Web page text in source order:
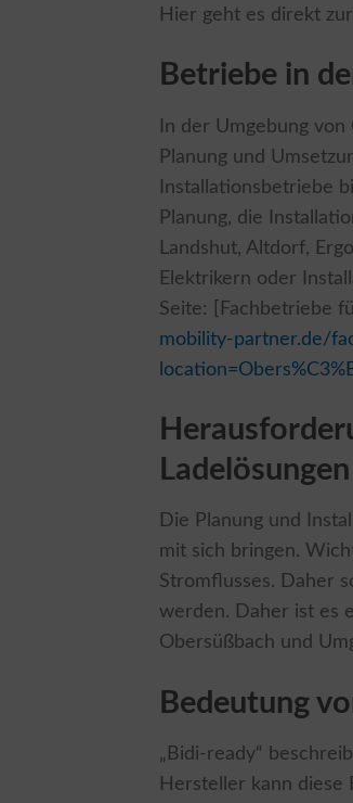
Hier geht es direkt
Betriebe in
In der Umgebung
Planung und
Installationsbetriebe
Planung, die
Landshut, Altdorf,
Elektrikern oder
Seite: [Fachbetriebe
mobility-partner.de/
Ladelösungen
Die Planung und
mit sich bringen.
Stromflusses. Daher
werden. Daher ist es
Obersüßbach und
Bedeutung
„Bidi-ready“
Hersteller kann diese